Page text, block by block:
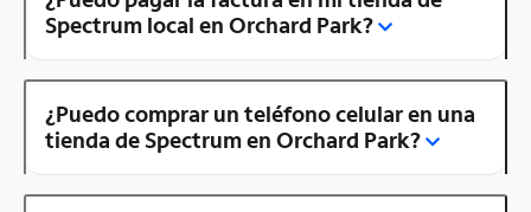
Spectrum local en Orchard Park?
¿Puedo comprar un teléfono celular en una
tienda de Spectrum en Orchard Park?